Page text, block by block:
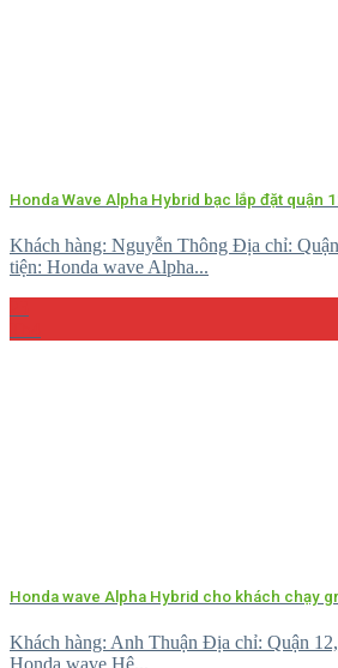
Honda Wave Alpha Hybrid bạc lắp đặt quận
Khách hàng: Nguyễn Thông Địa chỉ:
tiện: Honda wave Alpha...
Honda wave Alpha Hybrid cho khách chạy
Khách hàng: Anh Thuận Địa chỉ: Quận
Honda wave Hệ...